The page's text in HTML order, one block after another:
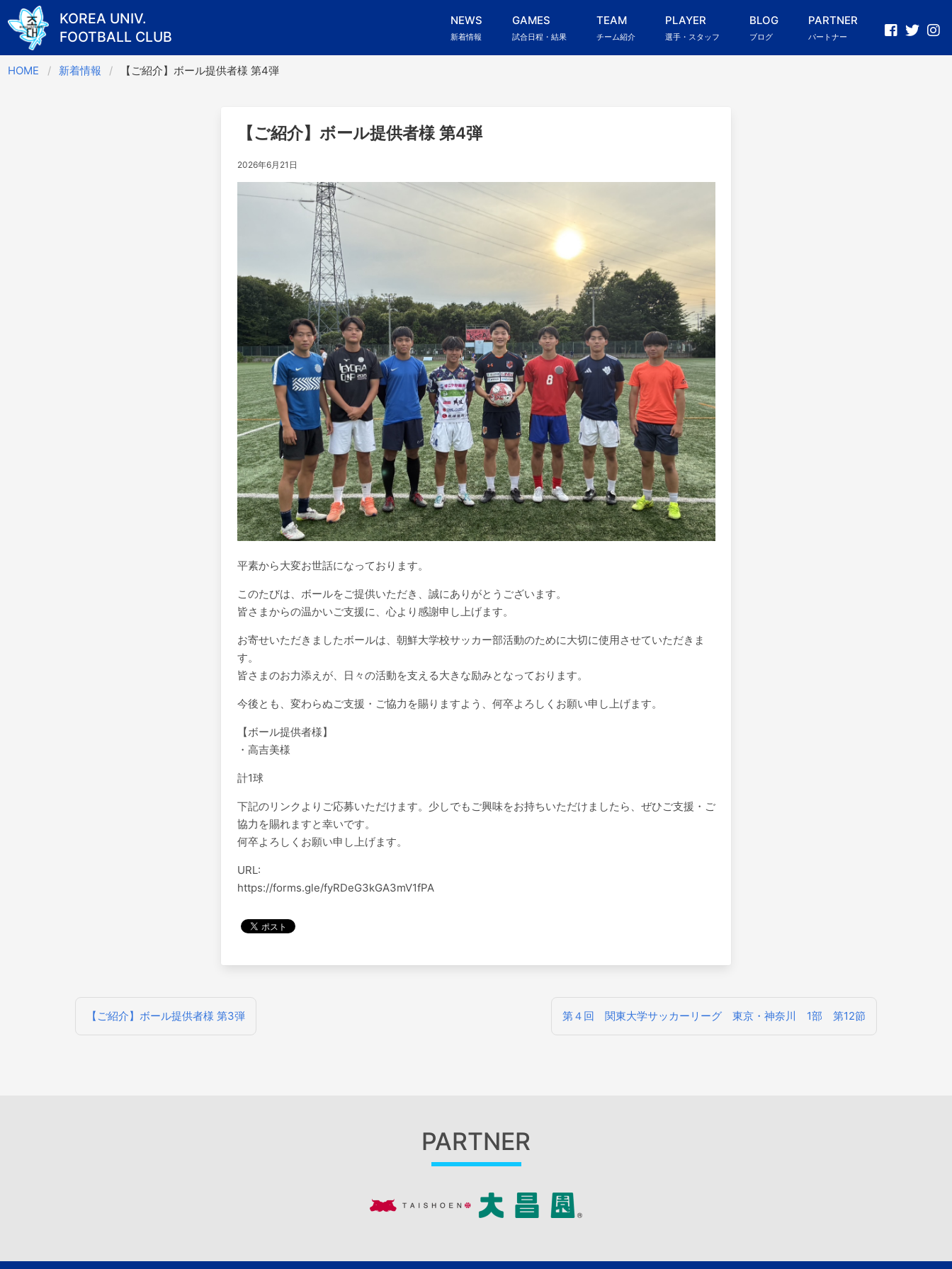
to
KOREA UNIV.
FOOTBALL CLUB
NEWS
新着情報
GAMES
試合日程・結果
TEAM
チーム紹介
PLAYER
選手・スタッフ
BLOG
ブログ
PARTNER
パートナー
HOME 新着情報 【ご紹介】ボール提供者様 第4弾
【ご紹介】ボール提供者様 第4弾
2026年6月21日
平素から大変お世話になっております。
このたびは、ボールをご提供いただき、誠にありがとうございます。
皆さまからの温かいご支援に、心より感謝申し上げます。
お寄せいただきましたボールは、朝鮮大学校サッカー部活動のために大切に使用させていただきま
す。
皆さまのお力添えが、日々の活動を支える大きな励みとなっております。
今後とも、変わらぬご支援・ご協力を賜りますよう、何卒よろしくお願い申し上げます。
【ボール提供者様】
・高吉美様
計1球
下記のリンクよりご応募いただけます。少しでもご興味をお持ちいただけましたら、ぜひご支援・ご
協力を賜れますと幸いです。
何卒よろしくお願い申し上げます。
URL:
https://forms.gle/fyRDeG3kGA3mV1fPA
投
ナ
【ご紹介】ボール提供者様 第3弾 第４回 関東大学サッカーリーグ 東京・神奈川 1部 第12節
PARTNER